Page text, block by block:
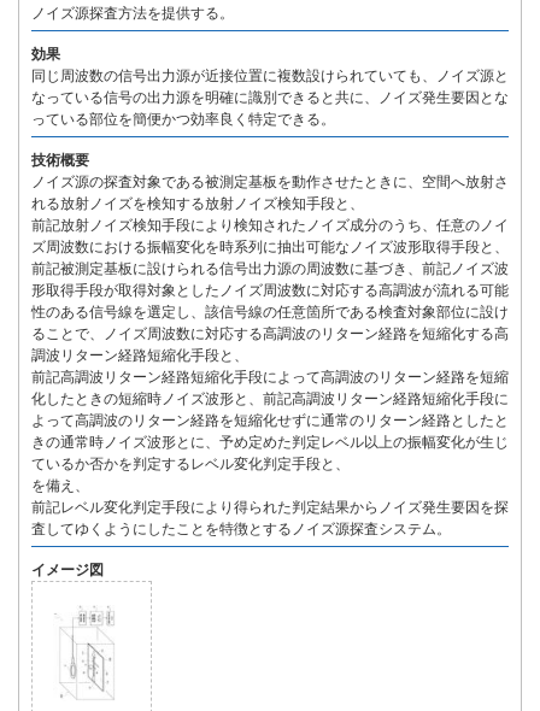
ノイズ源探査方法を提供する。
効果
同じ周波数の信号出力源が近接位置に複数設けられていても、ノイズ源と
なっている信号の出力源を明確に識別できると共に、ノイズ発生要因とな
っている部位を簡便かつ効率良く特定できる。
技術概要
ノイズ源の探査対象である被測定基板を動作させたときに、空間へ放射さ
れる放射ノイズを検知する放射ノイズ検知手段と、
前記放射ノイズ検知手段により検知されたノイズ成分のうち、任意のノイ
ズ周波数における振幅変化を時系列に抽出可能なノイズ波形取得手段と、
前記被測定基板に設けられる信号出力源の周波数に基づき、前記ノイズ波
形取得手段が取得対象としたノイズ周波数に対応する高調波が流れる可能
性のある信号線を選定し、該信号線の任意箇所である検査対象部位に設け
ることで、ノイズ周波数に対応する高調波のリターン経路を短縮化する高
調波リターン経路短縮化手段と、
前記高調波リターン経路短縮化手段によって高調波のリターン経路を短縮
化したときの短縮時ノイズ波形と、前記高調波リターン経路短縮化手段に
よって高調波のリターン経路を短縮化せずに通常のリターン経路としたと
きの通常時ノイズ波形とに、予め定めた判定レベル以上の振幅変化が生じ
ているか否かを判定するレベル変化判定手段と、
を備え、
前記レベル変化判定手段により得られた判定結果からノイズ発生要因を探
査してゆくようにしたことを特徴とするノイズ源探査システム。
イメージ図